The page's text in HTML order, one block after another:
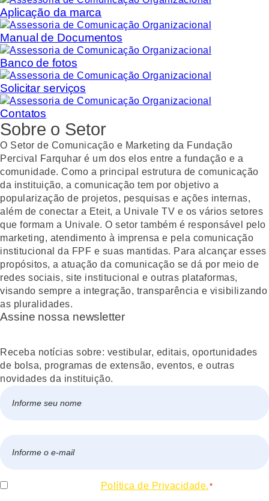
Aplicação da marca
Manual de Documentos
Banco de fotos
Solicitar serviços
Contatos
Sobre o Setor
O Setor de Comunicação e Marketing da Fundação
Percival Farquhar é um dos elos entre a fundação e a
comunidade. Como a principal estrutura de comunicação
da instituição, a comunicação tem por objetivo a
popularização de projetos, pesquisas e ações internas,
além de conectar a Eteit, a Univale TV e os vários setores
que formam a Univale. O setor também é responsável pelo
marketing, atendimento à imprensa e pela comunicação
institucional da FPF e suas mantidas. Para alcançar esses
propósitos, a atuação da comunicação se dá por meio de
redes sociais, site institucional e outras plataformas,
visando sempre a integração, transparência e visibilizando
as pluralidades.
Assine nossa newsletter
Receba notícias sobre: vestibular, editais, oportunidades
de bolsa, programas de extensão, eventos, e outras
novidades da instituição.
mail
Consentir Política de Privacidade. *